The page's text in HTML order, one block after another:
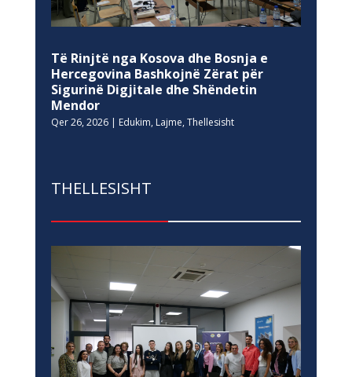
Të Rinjtë nga Kosova dhe Bosnja e
Hercegovina Bashkojnë Zërat për
Sigurinë Digjitale dhe Shëndetin
Mendor
Qer 26, 2026| Edukim, Lajme, Thellesisht
THELLESISHT